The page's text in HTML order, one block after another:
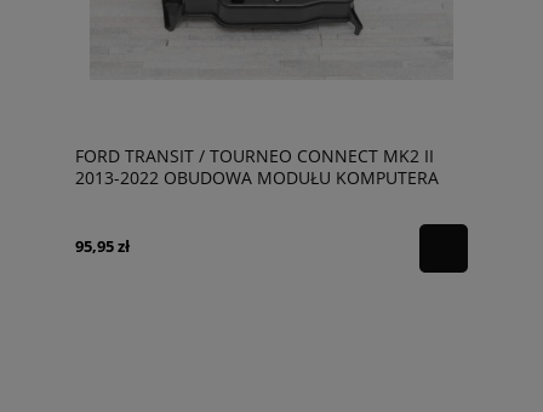
FORD TRANSIT / TOURNEO CONNECT MK2 II
2013-2022 OBUDOWA MODUŁU KOMPUTERA
95,95 zł